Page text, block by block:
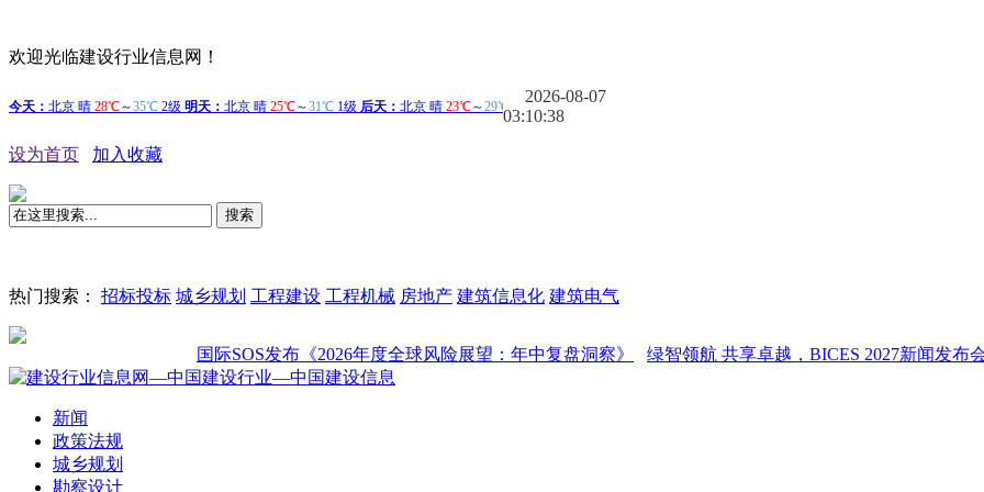
欢迎光临建设行业信息网！
2026-08-07
03:10:39
设为首页 加入收藏
搜索
热门搜索： 招标投标 城乡规划 工程建设 工程机械 房地产 建筑信息化 建筑电气
国际SOS发布《2026年度全球风险展望：年中复盘洞察》 绿智领航 共享卓越，BICES 2027新闻发布会在京
新闻
政策法规
城乡规划
勘察设计